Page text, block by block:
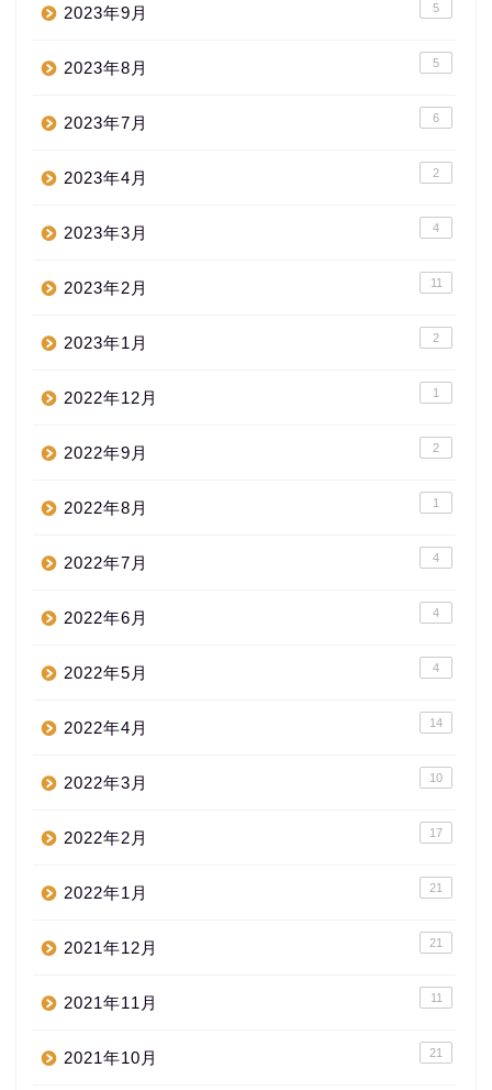
2023年9月 5
2023年8月 5
2023年7月 6
2023年4月 2
2023年3月 4
2023年2月 11
2023年1月 2
2022年12月 1
2022年9月 2
2022年8月 1
2022年7月 4
2022年6月 4
2022年5月 4
2022年4月 14
2022年3月 10
2022年2月 17
2022年1月 21
2021年12月 21
2021年11月 11
2021年10月 21